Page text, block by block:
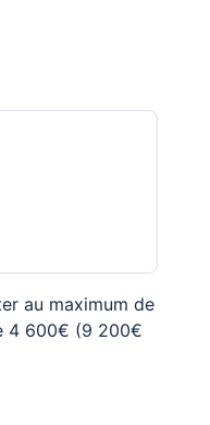
au maximum de
4 600€ (9 200€